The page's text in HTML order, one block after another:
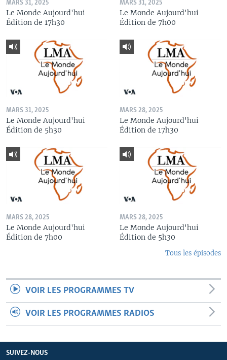
MARS 31, 2025
Le Monde Aujourd'hui
Édition de 17h30
MARS 31, 2025
Le Monde Aujourd'hui
Édition de 7h00
MARS 31, 2025
Le Monde Aujourd'hui
Édition de 5h30
MARS 28, 2025
Le Monde Aujourd'hui
Édition de 17h30
MARS 28, 2025
Le Monde Aujourd'hui
Édition de 7h00
MARS 28, 2025
Le Monde Aujourd'hui
Édition de 5h30
Tous les épisodes
VOIR LES PROGRAMMES TV
VOIR LES PROGRAMMES RADIOS
SUIVEZ-NOUS